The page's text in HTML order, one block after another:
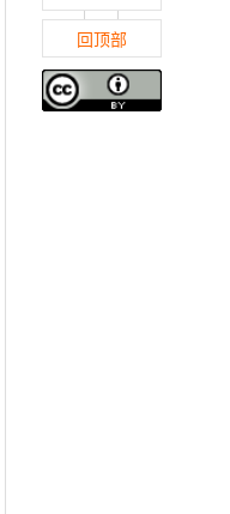
回顶部